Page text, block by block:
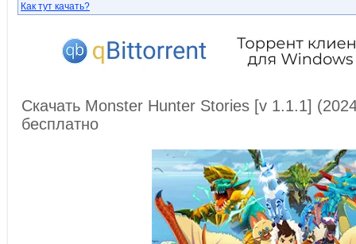
Как тут качать?
Скачать Monster Hunter Stories [v 1.1.1]
бесплатно